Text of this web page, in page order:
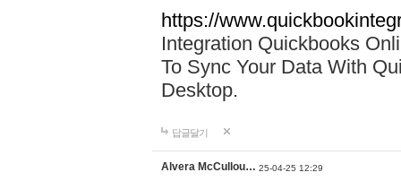
https://
Integration Quickbooks
To Sync Your Data With
Desktop.
답글달기
Alvera McCullou… 25-04-25 12:29